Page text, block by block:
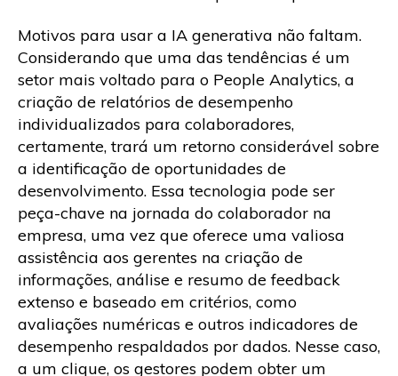
Motivos para usar a IA generativa não faltam.
Considerando que uma das tendências é um
setor mais voltado para o People Analytics, a
criação de relatórios de desempenho
individualizados para colaboradores,
certamente, trará um retorno considerável sobre
a identificação de oportunidades de
desenvolvimento. Essa tecnologia pode ser
peça-chave na jornada do colaborador na
empresa, uma vez que oferece uma valiosa
assistência aos gerentes na criação de
informações, análise e resumo de feedback
extenso e baseado em critérios, como
avaliações numéricas e outros indicadores de
desempenho respaldados por dados. Nesse caso,
a um clique, os gestores podem obter um